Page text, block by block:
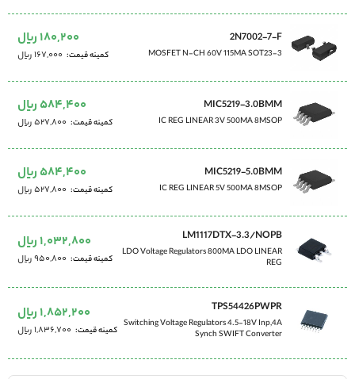
2N7002-7-F
MOSFET N-CH 60V 115MA SOT23-3
180,200 ریال
کمینه قیمت 167,000 ریال
MIC5219-3.0BMM
IC REG LINEAR 3V 500MA 8MSOP
584,400 ریال
کمینه قیمت 527,800 ریال
MIC5219-5.0BMM
IC REG LINEAR 5V 500MA 8MSOP
584,400 ریال
کمینه قیمت 527,800 ریال
LM1117DTX-3.3/NOPB
LDO Voltage Regulators 800MA LDO LINEAR
REG
1,032,800 ریال
کمینه قیمت 950,800 ریال
TPS54426PWPR
Switching Voltage Regulators 4.5-18V Inp,4A
Synch SWIFT Converter
1,852,200 ریال
کمینه قیمت 1,836,700 ریال